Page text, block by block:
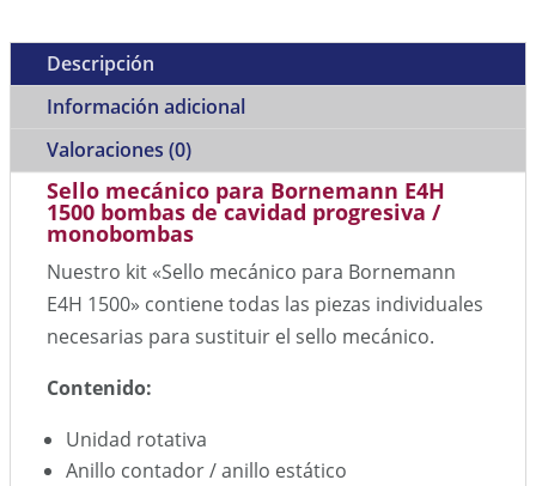
Descripción
Información adicional
Valoraciones (0)
Sello mecánico para Bornemann E4H
1500 bombas de cavidad progresiva /
monobombas
Nuestro kit «Sello mecánico para Bornemann
E4H 1500» contiene todas las piezas individuales
necesarias para sustituir el sello mecánico.
Contenido:
Unidad rotativa
Anillo contador / anillo estático